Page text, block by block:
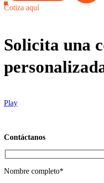
Cotiza aquí
Solicita una
Play
Contáctanos
Nombre completo*